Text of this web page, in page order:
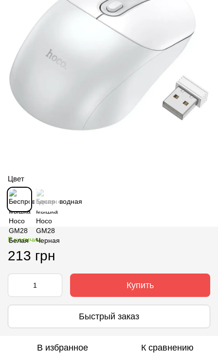
Цвет
В наличии
213 грн
Купить
Быстрый заказ
В избранное К сравнению